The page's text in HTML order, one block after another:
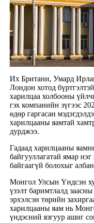
Их Британи, Умард
Лондон хотод
харилцаа холбооны
гэх компанийн зүгээс
өдөр гаргасан
харилцааны яамтай
дурджээ.
Гадаад харилцааны
байгууллагатай ямар
байгаагүй болохыг
Монгол Улсын Үндсэн
үзэлт баримтлалд
эрхэлсэн төрийн
харилцааны яам нь
үндэсний язгуур ашиг